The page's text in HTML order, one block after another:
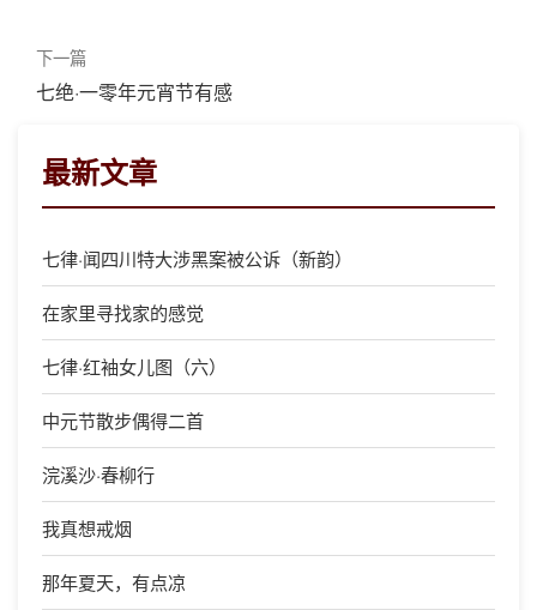
下一篇
七绝·一零年元宵节有感
最新文章
七律·闻四川特大涉黑案被公诉（新韵）
在家里寻找家的感觉
七律·红袖女儿图（六）
中元节散步偶得二首
浣溪沙·春柳行
我真想戒烟
那年夏天，有点凉